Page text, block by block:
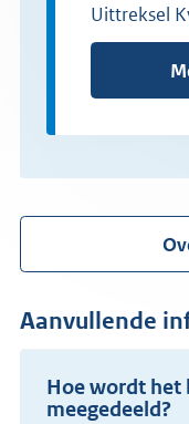
Uittreksel
Aanvullende
Hoe wordt het
meegedeeld?